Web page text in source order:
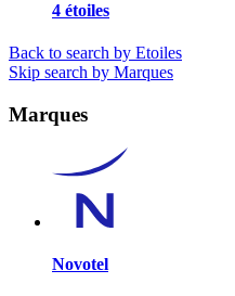
4 étoiles
Back to search by Etoiles
Skip search by Marques
Marques
Novotel